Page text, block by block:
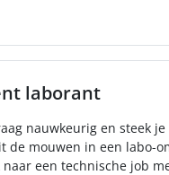
laborant
nauwkeurig en steek je
de mouwen in een labo-
naar een technische job